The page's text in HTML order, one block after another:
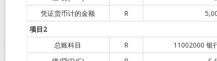
凭证货币计的金额
R
项目2
总账科目
R
11002000 银